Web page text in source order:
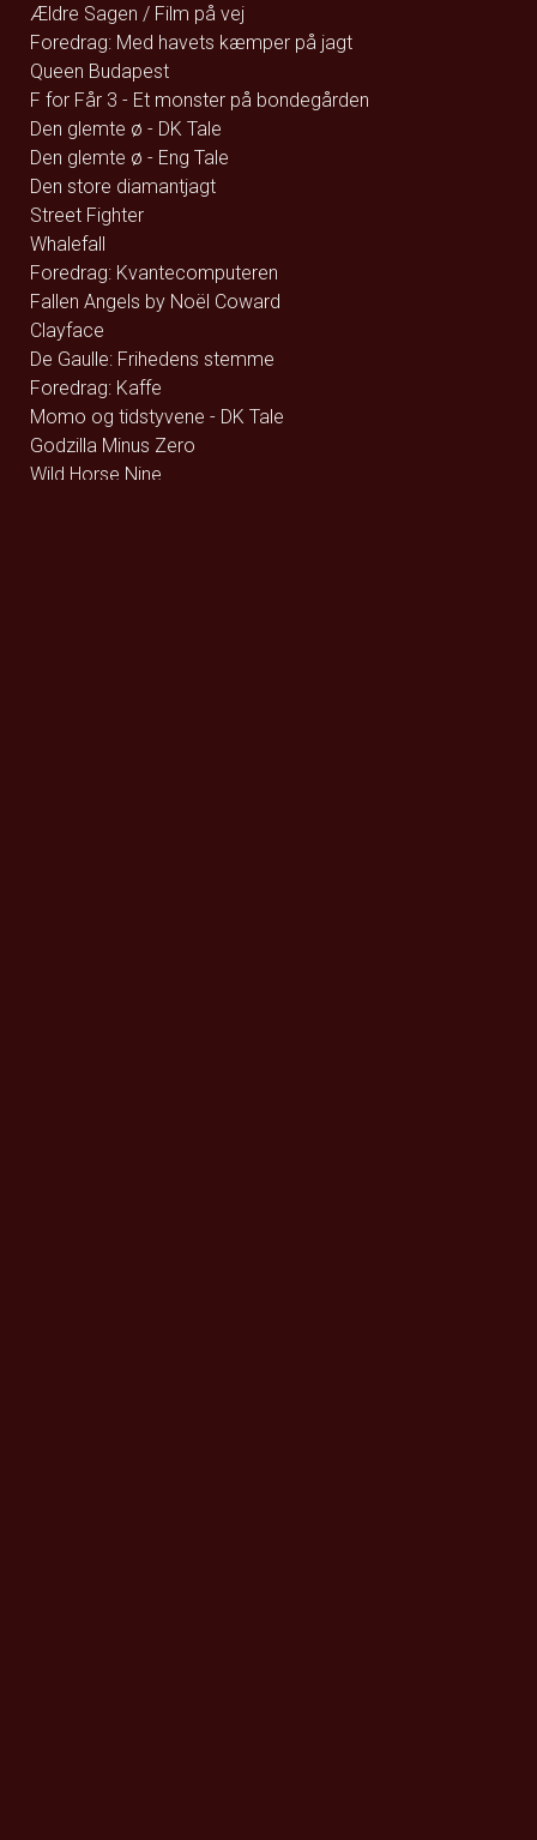
Ældre Sagen / Film på vej
Foredrag: Med havets kæmper på jagt
Queen Budapest
F for Får 3 - Et monster på bondegården
Den glemte ø - DK Tale
Den glemte ø - Eng Tale
Den store diamantjagt
Street Fighter
Whalefall
Foredrag: Kvantecomputeren
Fallen Angels by Noël Coward
Clayface
De Gaulle: Frihedens stemme
Foredrag: Kaffe
Momo og tidstyvene - DK Tale
Godzilla Minus Zero
Wild Horse Nine